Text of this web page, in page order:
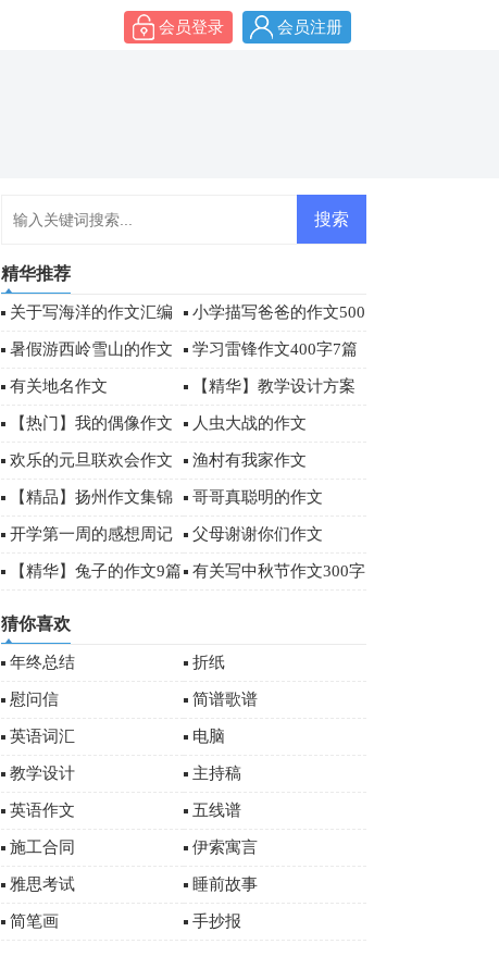
会员登录 会员注册
精华推荐
关于写海洋的作文汇编
八篇
小学描写爸爸的作文500
字四篇
暑假游西岭雪山的作文 学习雷锋作文400字7篇
有关地名作文 【精华】教学设计方案
模板汇总七篇
【热门】我的偶像作文
500字4篇
人虫大战的作文
欢乐的元旦联欢会作文
500字
渔村有我家作文
【精品】扬州作文集锦
八篇
哥哥真聪明的作文
开学第一周的感想周记
600字
父母谢谢你们作文
【精华】兔子的作文9篇 有关写中秋节作文300字
猜你喜欢
年终总结 折纸
慰问信 简谱歌谱
英语词汇 电脑
教学设计 主持稿
英语作文 五线谱
施工合同 伊索寓言
雅思考试 睡前故事
简笔画 手抄报